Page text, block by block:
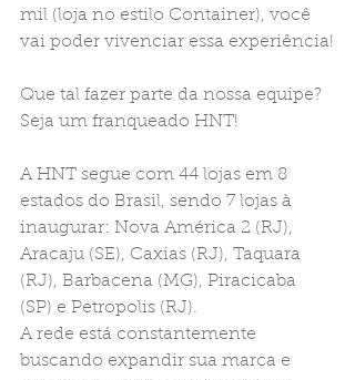
mil (loja no estilo Container), você
vai poder vivenciar essa experiência!
Que tal fazer parte da nossa equipe?
Seja um franqueado HNT!
A HNT segue com 44 lojas em 8
estados do Brasil, sendo 7 lojas à
inaugurar: Nova América 2 (RJ),
Aracaju (SE), Caxias (RJ), Taquara
(RJ), Barbacena (MG), Piracicaba
(SP) e Petropolis (RJ).
A rede está constantemente
buscando expandir sua marca e